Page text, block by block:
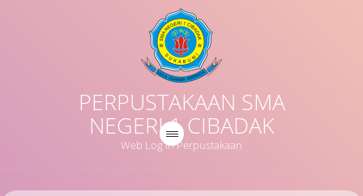
PERPUSTAKAAN SMA
NEGERI 1 CIBADAK
Web Log in Perpustakaan